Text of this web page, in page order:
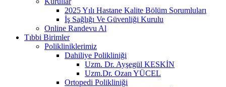
2025 Yılı Hastane Kalite Bölüm Sorumluları
İş Sağlığı Ve Güvenliği Kurulu
Online Randevu Al
Tıbbi Birimler
Polikliniklerimiz
Dahiliye Polikliniği
Uzm. Dr. Ayşegül KESKİN
Uzm.Dr. Ozan YÜCEL
Ortopedi Polikliniği